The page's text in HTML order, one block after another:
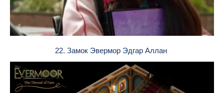
22. Замок Эвермор Эдгар Аллан